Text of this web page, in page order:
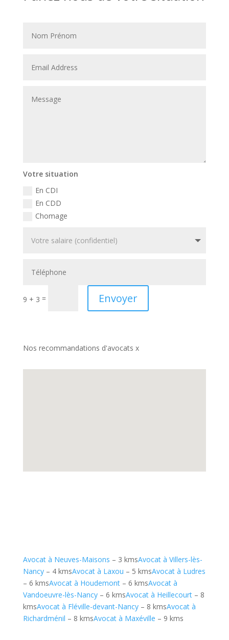
Votre situation
En CDI
En CDD
Chomage
9 + 3 = Envoyer
Nos recommandations d'avocats x
Avocat à Neuves-Maisons – 3 kmsAvocat à Villers-lès-
Nancy– 4 kmsAvocat à Laxou – 5 kmsAvocat à Ludres
– 6 kmsAvocat à Houdemont– 6 kmsAvocat à
Vandoeuvre-lès-Nancy– 6 kmsAvocat à Heillecourt– 8
kmsAvocat à Fléville-devant-Nancy– 8 kmsAvocat à
Richardménil – 8 kmsAvocat à Maxéville – 9 kms